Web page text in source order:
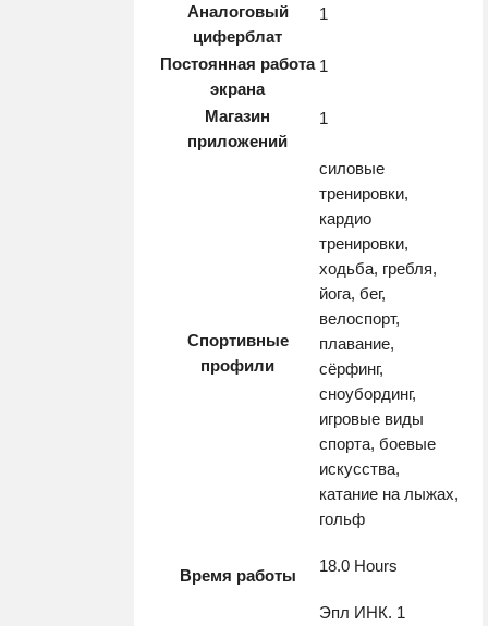
Аналоговый
циферблат
1
Постоянная работа
экрана
1
Магазин
приложений
1
Спортивные
профили
силовые
тренировки,
кардио
тренировки,
ходьба, гребля,
йога, бег,
велоспорт,
плавание,
сёрфинг,
сноубординг,
игровые виды
спорта, боевые
искусства,
катание на лыжах,
гольф
Время работы
18.0 Hours
Эпл ИНК. 1